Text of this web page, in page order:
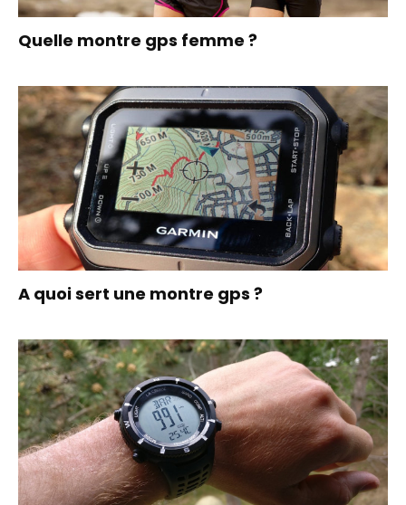
Quelle montre gps femme ?
A quoi sert une montre gps ?